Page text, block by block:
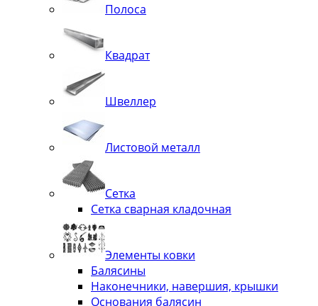
Полоса
Квадрат
Швеллер
Листовой металл
Сетка
Сетка сварная кладочная
Элементы ковки
Балясины
Наконечники, навершия, крышки
Основания балясин